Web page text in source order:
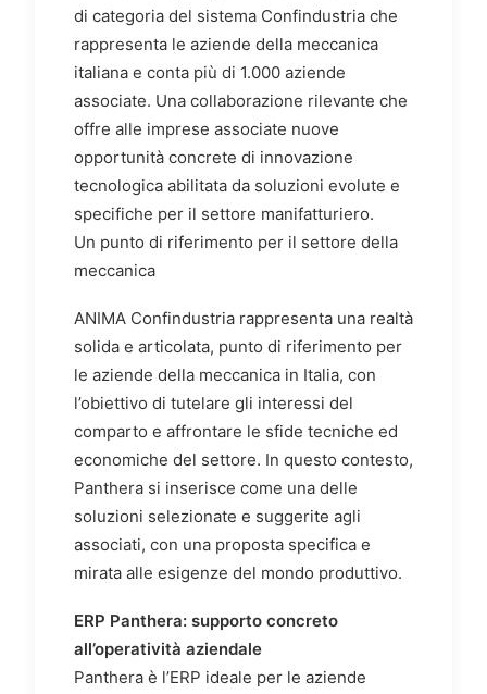
di categoria del sistema Confindustria che
rappresenta le aziende della meccanica
italiana e conta più di 1.000 aziende
associate. Una collaborazione rilevante che
offre alle imprese associate nuove
opportunità concrete di innovazione
tecnologica abilitata da soluzioni evolute e
specifiche per il settore manifatturiero.
Un punto di riferimento per il settore della
meccanica
ANIMA Confindustria rappresenta una realtà
solida e articolata, punto di riferimento per
le aziende della meccanica in Italia, con
l’obiettivo di tutelare gli interessi del
comparto e affrontare le sfide tecniche ed
economiche del settore. In questo contesto,
Panthera si inserisce come una delle
soluzioni selezionate e suggerite agli
associati, con una proposta specifica e
mirata alle esigenze del mondo produttivo.
ERP Panthera: supporto concreto
all’operatività aziendale
Panthera è l’ERP ideale per le aziende